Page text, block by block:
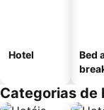
Hotel
Bed
Categorias de